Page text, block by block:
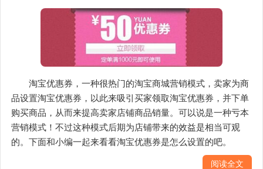
淘宝优惠券，一种很热门的淘宝商城营销模式，卖家为商
品设置淘宝优惠券，以此来吸引买家领取淘宝优惠券，并下单
购买商品，从而来提高卖家店铺商品销量。可以说是一种亏本
营销模式！不过这种模式后期为店铺带来的效益是相当可观
的。下面和小编一起来看看淘宝优惠券是怎么设置的吧。
阅读全文